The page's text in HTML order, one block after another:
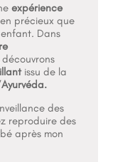
expérience
précieux que
Dans
découvrons
issu de la
Ayurvéda.
des
reproduire des
après mon